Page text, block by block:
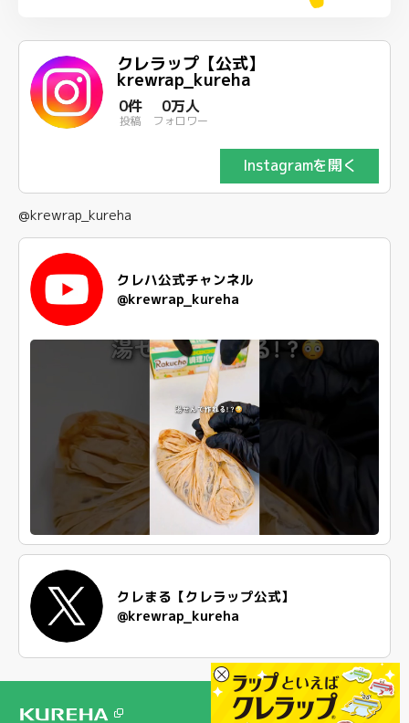
クレラップ【公式】
krewrap_kureha
0件
投稿
0万人
フォロワー
Instagramを開く
@krewrap_kureha
クレハ公式チャンネル
@krewrap_kureha
クレまる【クレラップ公式】
@krewrap_kureha